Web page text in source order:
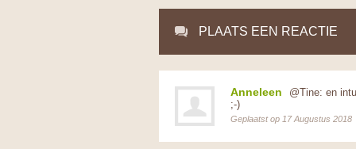
PLAATS EEN REACTIE
Anneleen
@Tine: en
;-)
Geplaatst op 17 Augustus 2018